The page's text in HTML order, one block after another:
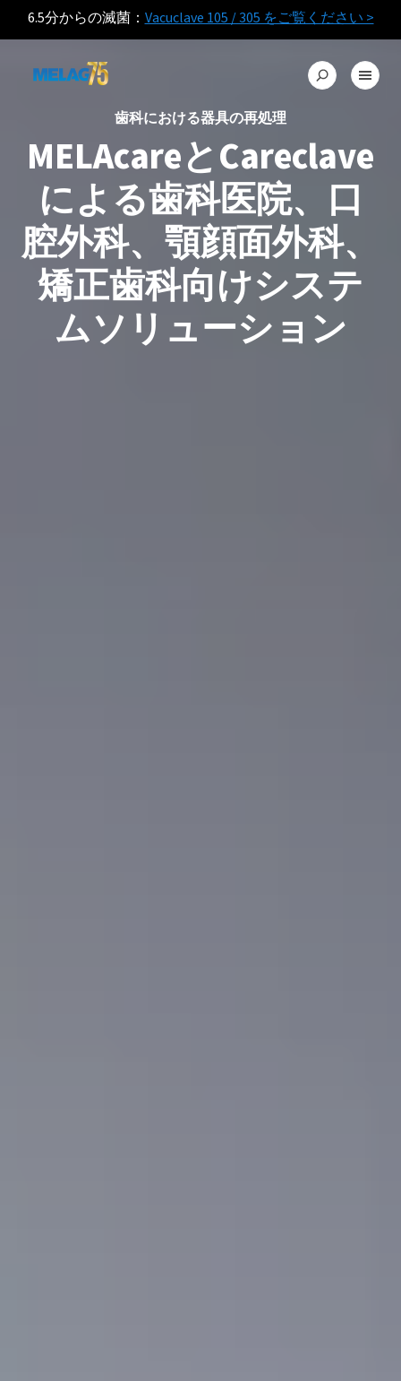
6.5分からの滅菌： Vacuclave 105 / 305 をご覧ください >
歯科における器具の再処理
MELAcareとCareclave
による歯科医院、口
腔外科、顎顔面外科、
矯正歯科向けシステ
ムソリューション